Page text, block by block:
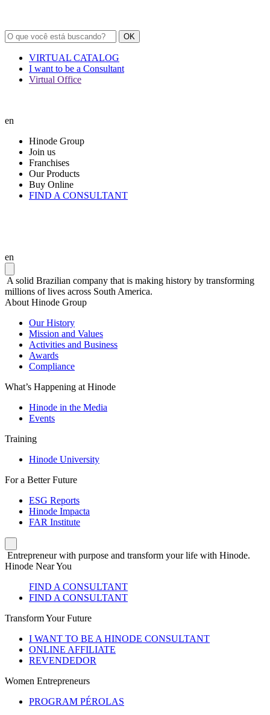
OK
VIRTUAL CATALOG
I want to be a Consultant
Virtual Office
en
Hinode Group
Join us
Franchises
Our Products
Buy Online
FIND A CONSULTANT
en
A solid Brazilian company that is making history by transforming
millions of lives across South America.
About Hinode Group
Our History
Mission and Values
Activities and Business
Awards
Compliance
What’s Happening at Hinode
Hinode in the Media
Events
Training
Hinode University
For a Better Future
ESG Reports
Hinode Impacta
FAR Institute
Entrepreneur with purpose and transform your life with Hinode.
Hinode Near You
FIND A CONSULTANT
FIND A CONSULTANT
Transform Your Future
I WANT TO BE A HINODE CONSULTANT
ONLINE AFFILIATE
REVENDEDOR
Women Entrepreneurs
PROGRAM PÉROLAS